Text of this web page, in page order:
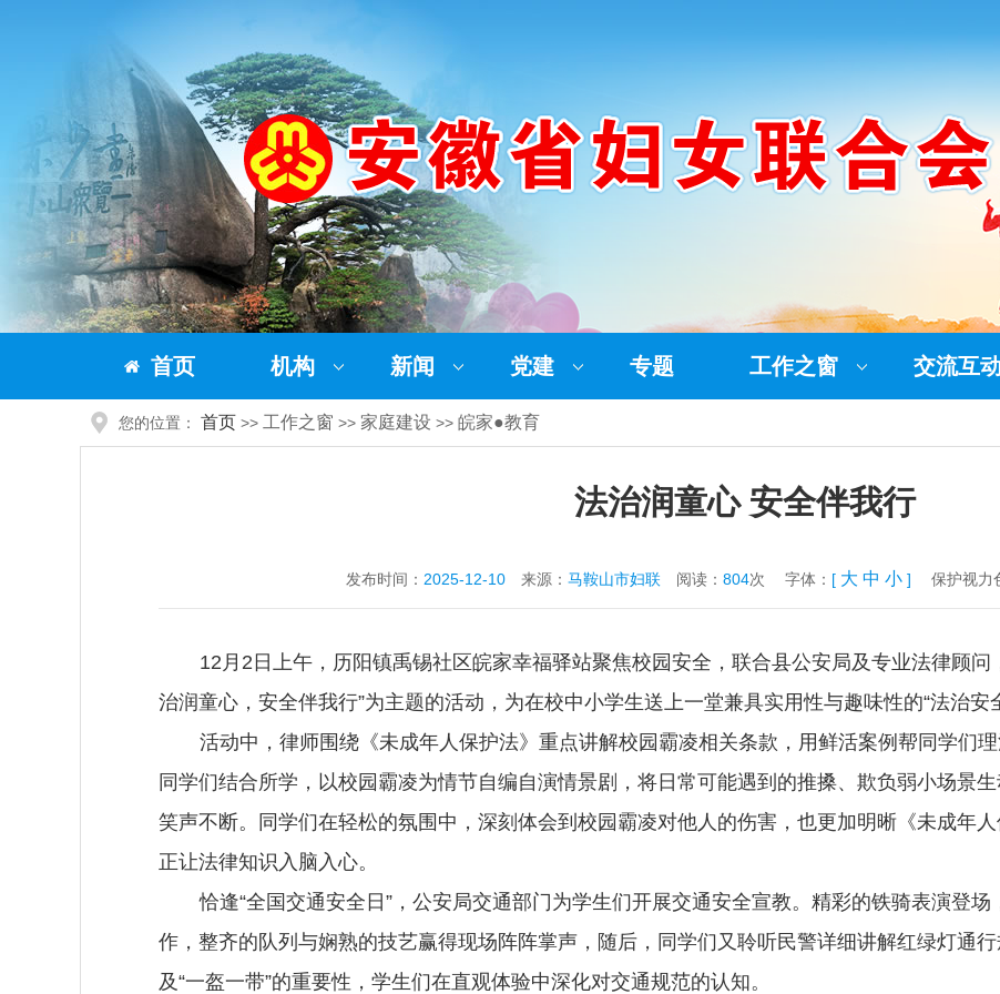
首页 机构 新闻 党建 专题 工作之窗 交流互
您的位置： 首页 >> 工作之窗 >> 家庭建设 >> 皖家●教育
法治润童心 安全伴我行
发布时间： 2025-12-10 来源： 马鞍山市妇联 阅读： 804次 字体： [ 大 中 小 ] 保护视力
12月2日上午，历阳镇禹锡社区皖家幸福驿站聚焦校园安全，联合县公安局及专业法律顾问
治润童心，安全伴我行”为主题的活动，为在校中小学生送上一堂兼具实用性与趣味性的“法治安
活动中，律师围绕《未成年人保护法》重点讲解校园霸凌相关条款，用鲜活案例帮同学们
同学们结合所学，以校园霸凌为情节自编自演情景剧，将日常可能遇到的推搡、欺负弱小场景
笑声不断。同学们在轻松的氛围中，深刻体会到校园霸凌对他人的伤害，也更加明晰《未成年
正让法律知识入脑入心。
恰逢“全国交通安全日”，公安局交通部门为学生们开展交通安全宣教。精彩的铁骑表演登
作，整齐的队列与娴熟的技艺赢得现场阵阵掌声，随后，同学们又聆听民警详细讲解红绿灯通行
及“一盔一带”的重要性，学生们在直观体验中深化对交通规范的认知。